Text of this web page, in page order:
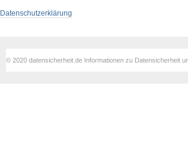
Datenschutzerklärung
© 2020 datensicherheit.de Informationen zu Datensicherheit